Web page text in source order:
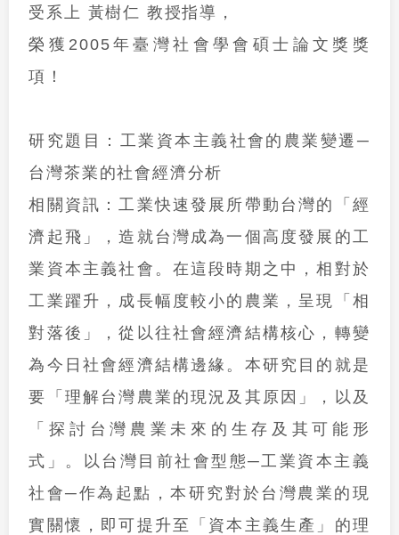
受系上 黃樹仁 教授指導，
榮獲 2005年臺灣社會學會碩士論文獎 獎
項！
研究題目： 工業資本主義社會的農業變遷─
台灣茶業的社會經濟分析
相關資訊： 工業快速發展所帶動台灣的「經
濟起飛」，造就台灣成為一個高度發展的工
業資本主義社會。在這段時期之中，相對於
工業躍升，成長幅度較小的農業，呈現「相
對落後」，從以往社會經濟結構核心，轉變
為今日社會經濟結構邊緣。本研究目的就是
要「理解台灣農業的現況及其原因」，以及
「探討台灣農業未來的生存及其可能形
式」。以台灣目前社會型態─工業資本主義
社會─作為起點，本研究對於台灣農業的現
實關懷，即可提升至「資本主義生產」的理